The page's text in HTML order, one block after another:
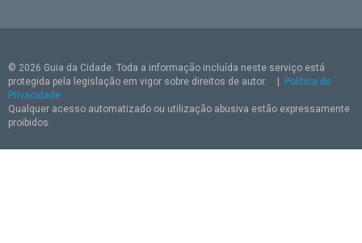
© 2026 Guia da Cidade. Toda a informação incluída neste serviço está
protegida pela legislação em vigor sobre direitos de autor.
Política de
Privacidade
Qualquer acesso automatizado ou utilização abusiva estão expressamente
proibidos.